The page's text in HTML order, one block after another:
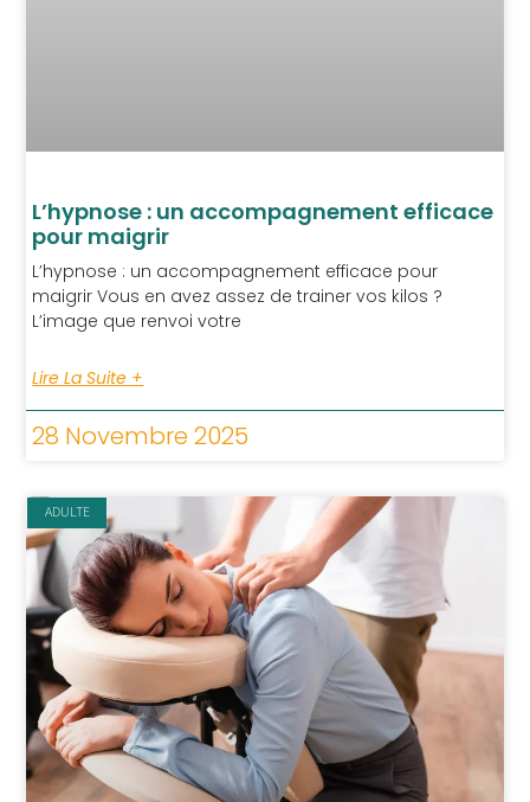
L’hypnose : un accompagnement efficace
pour maigrir
L’hypnose : un accompagnement efficace pour
maigrir Vous en avez assez de trainer vos kilos ?
L’image que renvoi votre
Lire La Suite +
28 Novembre 2025
ADULTE